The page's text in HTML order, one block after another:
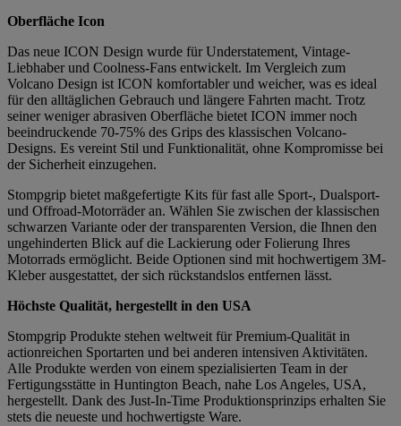
Oberfläche Icon
Das neue ICON Design wurde für Understatement, Vintage-
Liebhaber und Coolness-Fans entwickelt. Im Vergleich zum
Volcano Design ist ICON komfortabler und weicher, was es ideal
für den alltäglichen Gebrauch und längere Fahrten macht. Trotz
seiner weniger abrasiven Oberfläche bietet ICON immer noch
beeindruckende 70-75% des Grips des klassischen Volcano-
Designs. Es vereint Stil und Funktionalität, ohne Kompromisse bei
der Sicherheit einzugehen.
Stompgrip bietet maßgefertigte Kits für fast alle Sport-, Dualsport-
und Offroad-Motorräder an. Wählen Sie zwischen der klassischen
schwarzen Variante oder der transparenten Version, die Ihnen den
ungehinderten Blick auf die Lackierung oder Folierung Ihres
Motorrads ermöglicht. Beide Optionen sind mit hochwertigem 3M-
Kleber ausgestattet, der sich rückstandslos entfernen lässt.
Höchste Qualität, hergestellt in den USA
Stompgrip Produkte stehen weltweit für Premium-Qualität in
actionreichen Sportarten und bei anderen intensiven Aktivitäten.
Alle Produkte werden von einem spezialisierten Team in der
Fertigungsstätte in Huntington Beach, nahe Los Angeles, USA,
hergestellt. Dank des Just-In-Time Produktionsprinzips erhalten Sie
stets die neueste und hochwertigste Ware.